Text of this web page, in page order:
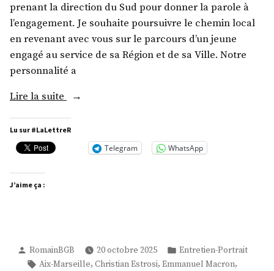
prenant la direction du Sud pour donner la parole à
l’engagement. Je souhaite poursuivre le chemin local
en revenant avec vous sur le parcours d’un jeune
engagé au service de sa Région et de sa Ville. Notre
personnalité a
Lire la suite
« M.
Simmarano »
Lu sur #LaLettreR
Telegram WhatsApp
J’aime ça :
Publié
par
RomainBGB 20 octobre 2025
Publié
dans
Entretien-Portrait
Étiquettes :
Aix-Marseille, Christian Estrosi, Emmanuel Macron,